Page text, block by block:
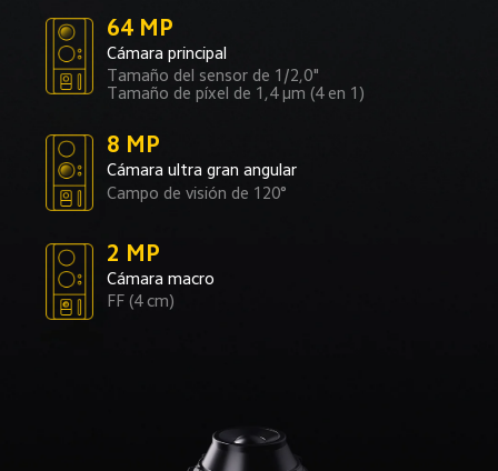
64 MP
Cámara principal
Tamaño del sensor de 1/2,0"
Tamaño de píxel de 1,4 μm (4 en 1)
8 MP
Cámara ultra gran angular
Campo de visión de 120°
2 MP
Cámara macro
FF (4 cm)